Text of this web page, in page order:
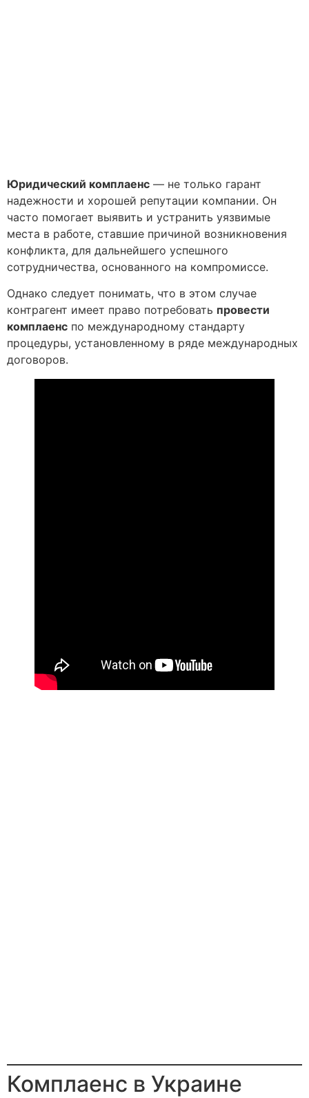
Юридический комплаенс — не только гарант
надежности и хорошей репутации компании. Он
часто помогает выявить и устранить уязвимые
места в работе, ставшие причиной возникновения
конфликта, для дальнейшего успешного
сотрудничества, основанного на компромиссе.
Однако следует понимать, что в этом случае
контрагент имеет право потребовать провести
комплаенс по международному стандарту
процедуры, установленному в ряде международных
договоров.
Комплаенс в Украине